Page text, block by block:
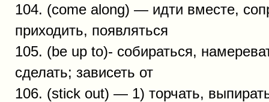
104. (come along) — идти вместе,
приходить, появляться
105. (be up to)- собираться,
сделать; зависеть от
106. (stick out) — 1) торчать,